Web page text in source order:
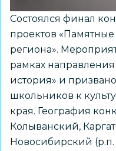
Состоялся финал
проектов «Памятные
региона».
рамках
история» и
школьников к
края. География
Колыванский,
Новосибирский